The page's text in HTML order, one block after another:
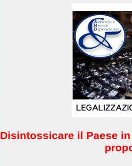
Disintossicare il Paese